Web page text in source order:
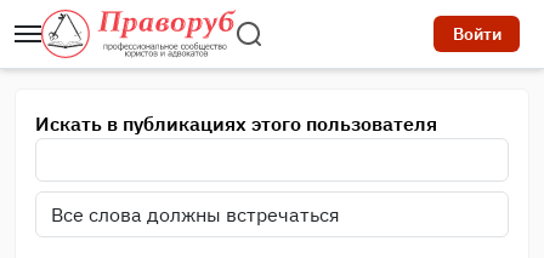
Войти
Искать в публикациях этого пользователя